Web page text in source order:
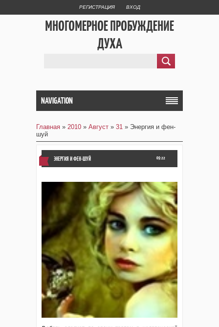
РЕГИСТРАЦИЯ ВХОД
МНОГОМЕРНОЕ ПРОБУЖДЕНИЕ
ДУХА
NAVIGATION
Главная » 2010 » Август » 31 » Энергия и фен-
шуй
09:22
ЭНЕРГИЯ И ФЕН-ШУЙ